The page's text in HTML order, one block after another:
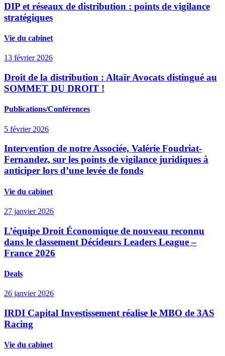
DIP et réseaux de distribution : points de vigilance
stratégiques
Vie du cabinet
13 février 2026
Droit de la distribution : Altaïr Avocats distingué au
SOMMET DU DROIT !
Publications/Conférences
5 février 2026
Intervention de notre Associée, Valérie Foudriat-
Fernandez, sur les points de vigilance juridiques à
anticiper lors d’une levée de fonds
Vie du cabinet
27 janvier 2026
L’équipe Droit Économique de nouveau reconnu
dans le classement Décideurs Leaders League –
France 2026
Deals
26 janvier 2026
IRDI Capital Investissement réalise le MBO de 3AS
Racing
Vie du cabinet